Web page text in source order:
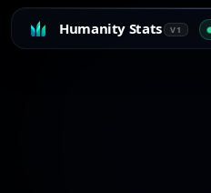
Humanity Stats V1